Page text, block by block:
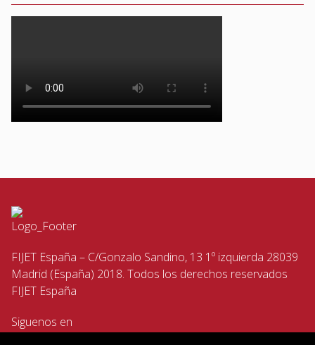
FIJET España – C/Gonzalo Sandino, 13 1º izquierda 28039
Madrid (España) 2018. Todos los derechos reservados
FIJET España
Siguenos en